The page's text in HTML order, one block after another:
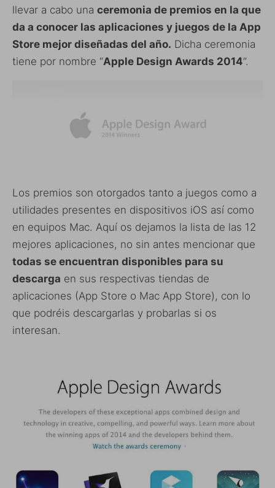
llevar a cabo una ceremonia de premios en la que
da a conocer las aplicaciones y juegos de la App
Store mejor diseñadas del año. Dicha ceremonia
tiene por nombre “Apple Design Awards 2014”.
Los premios son otorgados tanto a juegos como a
utilidades presentes en dispositivos iOS así como
en equipos Mac. Aquí os dejamos la lista de las 12
mejores aplicaciones, no sin antes mencionar que
todas se encuentran disponibles para su
descarga en sus respectivas tiendas de
aplicaciones (App Store o Mac App Store), con lo
que podréis descargarlas y probarlas si os
interesan.